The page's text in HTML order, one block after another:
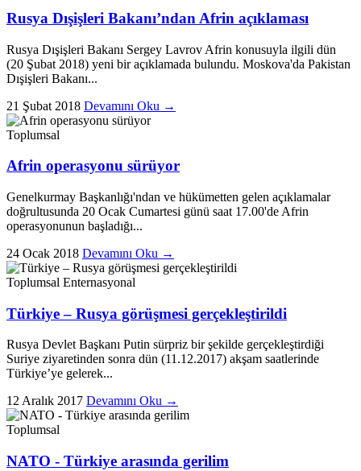
Rusya Dışişleri Bakanı’ndan Afrin açıklaması
Rusya Dışişleri Bakanı Sergey Lavrov Afrin konusuyla ilgili dün
(20 Şubat 2018) yeni bir açıklamada bulundu. Moskova'da Pakistan
Dışişleri Bakanı...
21 Şubat 2018 Devamını Oku →
Toplumsal
Afrin operasyonu sürüyor
Genelkurmay Başkanlığı'ndan ve hükümetten gelen açıklamalar
doğrultusunda 20 Ocak Cumartesi günü saat 17.00'de Afrin
operasyonunun başladığı...
24 Ocak 2018 Devamını Oku →
Toplumsal Enternasyonal
Türkiye – Rusya görüşmesi gerçekleştirildi
Rusya Devlet Başkanı Putin sürpriz bir şekilde gerçekleştirdiği
Suriye ziyaretinden sonra dün (11.12.2017) akşam saatlerinde
Türkiye’ye gelerek...
12 Aralık 2017 Devamını Oku →
Toplumsal
NATO - Türkiye arasında gerilim